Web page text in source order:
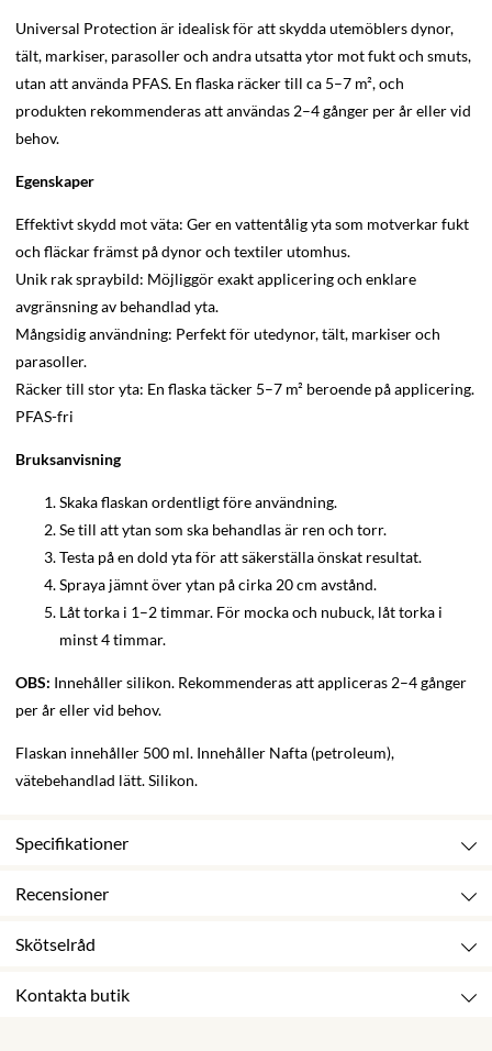
Universal Protection är idealisk för att skydda utemöblers dynor,
tält, markiser, parasoller och andra utsatta ytor mot fukt och smuts,
utan att använda PFAS. En flaska räcker till ca 5–7 m², och
produkten rekommenderas att användas 2–4 gånger per år eller vid
behov.
Egenskaper
Effektivt skydd mot väta: Ger en vattentålig yta som motverkar fukt
och fläckar främst på dynor och textiler utomhus.
Unik rak spraybild: Möjliggör exakt applicering och enklare
avgränsning av behandlad yta.
Mångsidig användning: Perfekt för utedynor, tält, markiser och
parasoller.
Räcker till stor yta: En flaska täcker 5–7 m² beroende på applicering.
PFAS-fri
Bruksanvisning
Skaka flaskan ordentligt före användning.
Se till att ytan som ska behandlas är ren och torr.
Testa på en dold yta för att säkerställa önskat resultat.
Spraya jämnt över ytan på cirka 20 cm avstånd.
Låt torka i 1–2 timmar. För mocka och nubuck, låt torka i
minst 4 timmar.
OBS: Innehåller silikon. Rekommenderas att appliceras 2–4 gånger
per år eller vid behov.
Flaskan innehåller 500 ml. Innehåller Nafta (petroleum),
vätebehandlad lätt. Silikon.
Specifikationer
Recensioner
Skötselråd
Kontakta butik